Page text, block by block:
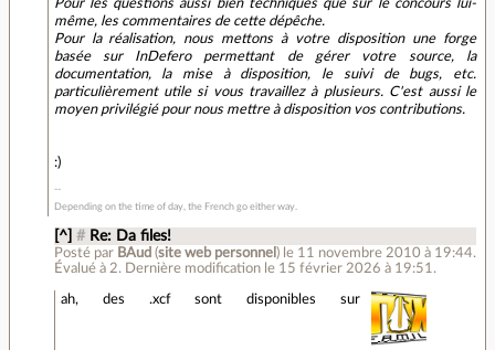
Pour les questions aussi bien techniques que sur le concours lui-
même, les commentaires de cette dépêche.
Pour la réalisation, nous mettons à votre disposition une forge
basée sur InDefero permettant de gérer votre source, la
documentation, la mise à disposition, le suivi de bugs, etc.
particulièrement utile si vous travaillez à plusieurs. C'est aussi le
moyen privilégié pour nous mettre à disposition vos contributions.
:)
Depending on the time of day, the French go either way.
[^] # Re: Da files!
Posté par BAud (site web personnel ) le 11 novembre 2010 à 19:44.
Évalué à 2. Dernière modification le 15 février 2026 à 19:51.
ah, des .xcf sont disponibles sur